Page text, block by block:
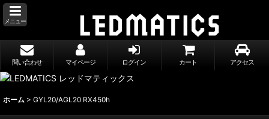
メニュー
問い合わせ マイページ ログイン カート アクセス
ホーム > GYL20/AGL20 RX450h